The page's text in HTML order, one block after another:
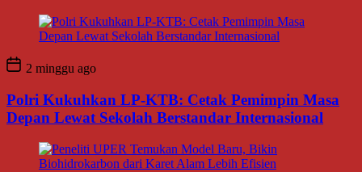
2 minggu ago
Polri Kukuhkan LP-KTB: Cetak Pemimpin Masa
Depan Lewat Sekolah Berstandar Internasional